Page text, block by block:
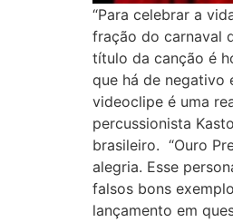
“Para celebrar a
fração do carnaval
título da canção é
que há de negativo
videoclipe é uma
percussionista
brasileiro. “Ouro
alegria. Esse
falsos bons
lançamento em